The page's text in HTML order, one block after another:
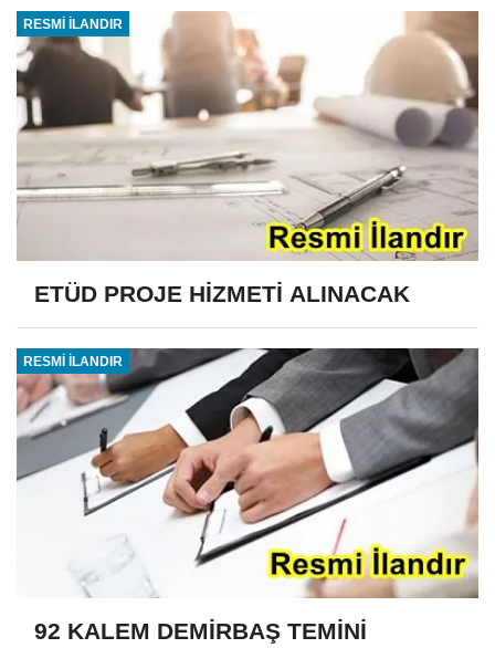
RESMİ İLANDIR
ETÜD PROJE HİZMETİ ALINACAK
RESMİ İLANDIR
92 KALEM DEMİRBAŞ TEMİNİ